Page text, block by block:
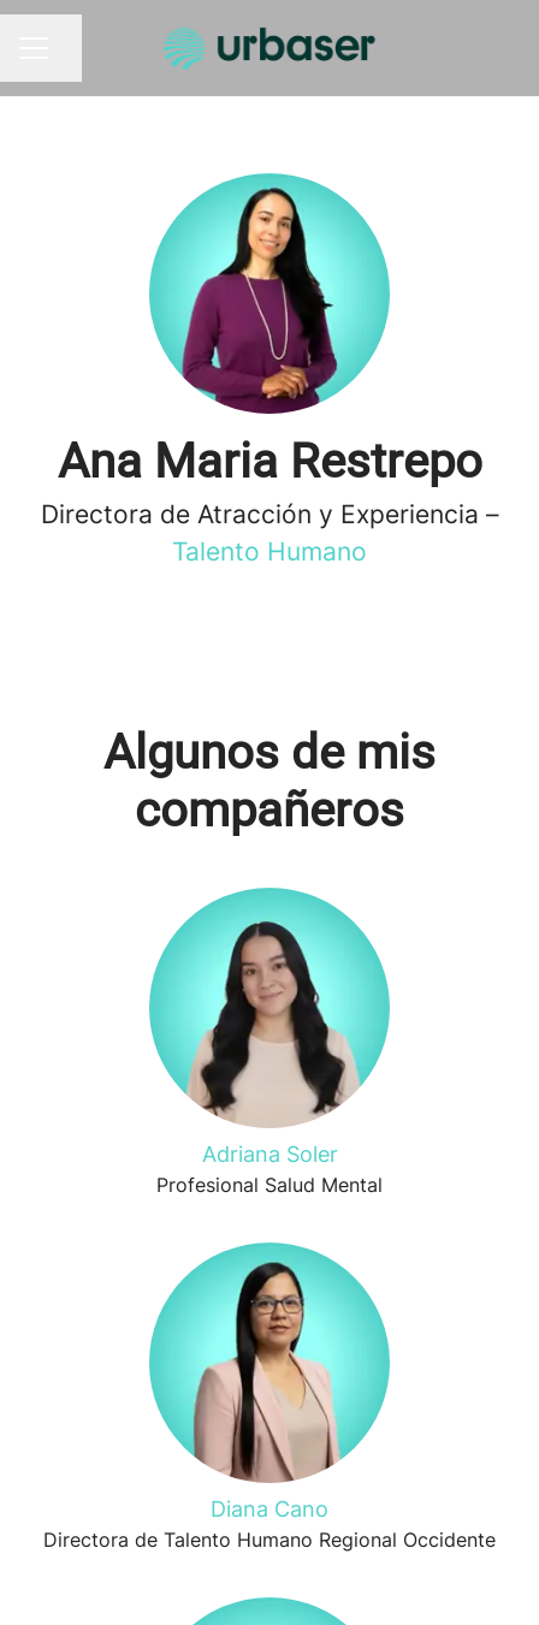
MENÚ DE EMPLEO
Compartir página
Ana Maria Restrepo
Directora de Atracción y Experiencia –
Talento Humano
Algunos de mis
compañeros
Adriana Soler
Profesional Salud Mental
Diana Cano
Directora de Talento Humano Regional Occidente